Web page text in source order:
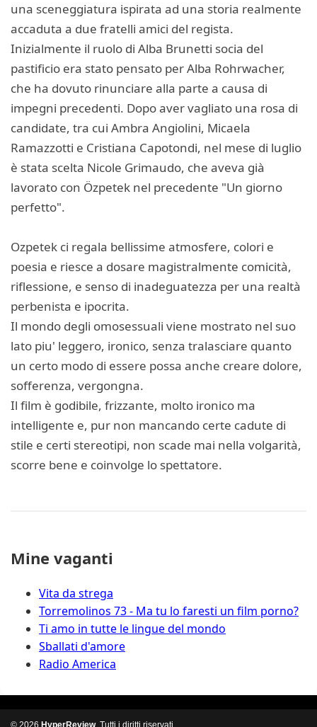
una sceneggiatura ispirata ad una storia realmente
accaduta a due fratelli amici del regista.
Inizialmente il ruolo di Alba Brunetti socia del
pastificio era stato pensato per Alba Rohrwacher,
che ha dovuto rinunciare alla parte a causa di
impegni precedenti. Dopo aver vagliato una rosa di
candidate, tra cui Ambra Angiolini, Micaela
Ramazzotti e Cristiana Capotondi, nel mese di luglio
è stata scelta Nicole Grimaudo, che aveva già
lavorato con Özpetek nel precedente "Un giorno
perfetto".
Ozpetek ci regala bellissime atmosfere, colori e
poesia e riesce a dosare magistralmente comicità,
riflessione, e senso di inadeguatezza per una realtà
perbenista e ipocrita.
Il mondo degli omosessuali viene mostrato nel suo
lato piu' leggero, ironico, senza tralasciare quanto
un certo modo di essere possa anche creare dolore,
sofferenza, vergongna.
Il film è godibile, frizzante, molto ironico ma
intelligente e, pur non mancando certe cadute di
stile e certi stereotipi, non scade mai nella volgarità,
scorre bene e coinvolge lo spettatore.
Mine vaganti
Vita da strega
Torremolinos 73 - Ma tu lo faresti un film porno?
Ti amo in tutte le lingue del mondo
Sballati d'amore
Radio America